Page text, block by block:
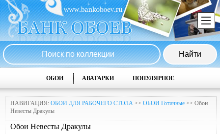
ОБОИ АВАТАРКИ ПОПУЛЯРНОЕ
НАВИГАЦИЯ: ОБОИ ДЛЯ РАБОЧЕГО СТОЛА >> ОБОИ Готичные >> Обои
Невесты Дракулы
Обои Невесты Дракулы